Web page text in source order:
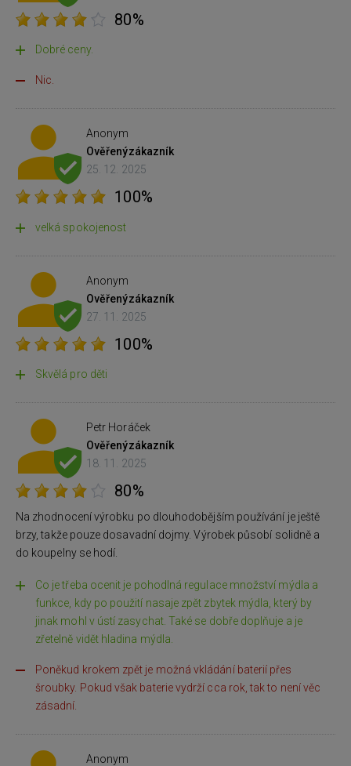
80%
Dobré ceny.
Nic.
Anonym
Ověřenýzákazník
25. 12. 2025
100%
velká spokojenost
Anonym
Ověřenýzákazník
27. 11. 2025
100%
Skvělá pro děti
Petr Horáček
Ověřenýzákazník
18. 11. 2025
80%
Na zhodnocení výrobku po dlouhodobějším používání je ještě
brzy, takže pouze dosavadní dojmy. Výrobek působí solidně a
do koupelny se hodí.
Co je třeba ocenit je pohodlná regulace množství mýdla a
funkce, kdy po použití nasaje zpět zbytek mýdla, který by
jinak mohl v ústí zasychat. Také se dobře doplňuje a je
zřetelně vidět hladina mýdla.
Poněkud krokem zpět je možná vkládání baterií přes
šroubky. Pokud však baterie vydrží cca rok, tak to není věc
zásadní.
Anonym